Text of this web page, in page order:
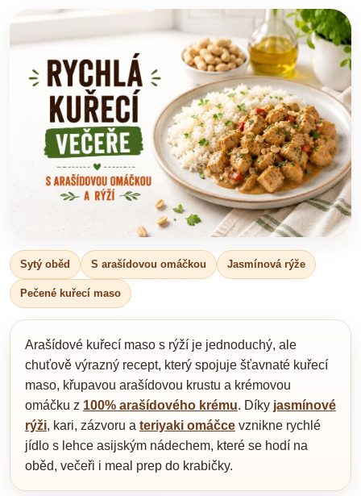
Sytý oběd S arašídovou omáčkou Jasmínová rýže
Pečené kuřecí maso
Arašídové kuřecí maso s rýží je jednoduchý, ale
chuťově výrazný recept, který spojuje šťavnaté kuřecí
maso, křupavou arašídovou krustu a krémovou
omáčku z 100% arašídového krému. Díky jasmínové
rýži, kari, zázvoru a teriyaki omáčce vznikne rychlé
jídlo s lehce asijským nádechem, které se hodí na
oběd, večeři i meal prep do krabičky.